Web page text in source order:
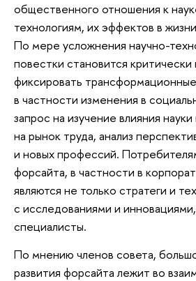
общественного отношения к
технологиям, их эффектов в
По мере усложнения научно-
повестки становится
фиксировать
в частности изменения в
запрос на изучение влияния
на рынок труда, анализ
и новых профессий.
форсайта, в частности в
являются не только стратеги и
с исследованиями и
специалисты.
По мнению членов совета,
развития форсайта лежит во